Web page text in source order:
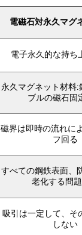
電磁石対永久マグ
電子永久的な持ち
永久マグネット材料:
ブルの磁石固
磁界は即時の流れに
フ回る
すべての鋼鉄表面、
老化する問
吸引は一定して、そ
しない